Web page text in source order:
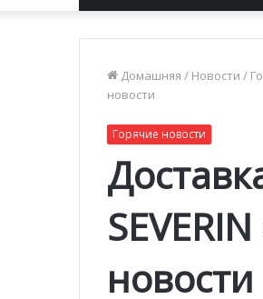
Домашняя / Новости /
новости
Горячие новости
новости